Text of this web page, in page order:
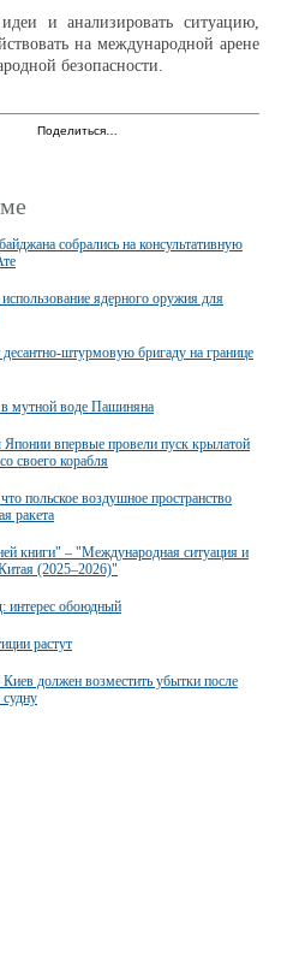
и анализировать ситуацию,
на международной арене
безопасности.
Поделиться…
собрались на консультативную
ядерного оружия для
десантно-штурмовую бригаду на границе
мутной воде Пашиняна
впервые провели пуск крылатой
своего корабля
польское воздушное пространство
ракета
книги" – "Международная ситуация и
(2025–2026)"
интерес обоюдный
растут
должен возместить убытки после